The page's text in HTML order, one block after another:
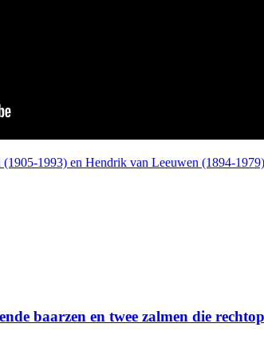
1993) en Hendrik van Leeuwen (1894-1979)
baarzen en twee zalmen die